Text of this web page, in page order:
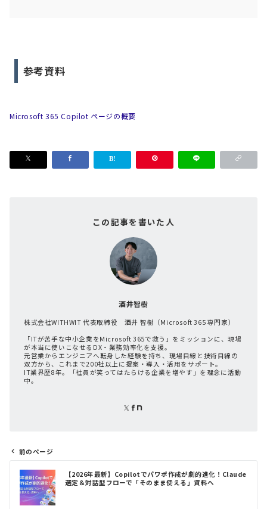
参考資料
Microsoft 365 Copilot ページの概要
この記事を書いた人
酒井智樹
株式会社WITHWIT 代表取締役 酒井 智樹（Microsoft 365 専門家）
「ITが苦手な中小企業をMicrosoft 365で救う」をミッションに、現場
が本当に使いこなせるDX・業務効率化を支援。
元営業からエンジニアへ転身した経験を持ち、現場目線と技術目線の
双方から、これまで200社以上に提案・導入・活用をサポート。
IT業界歴8年。「社員が笑ってはたらける企業を増やす」を理念に活動
中。
前のページ
【2026年最新】Copilotでパワポ作成が劇的進化！Claude
選定＆対話型フローで「そのまま使える」資料へ